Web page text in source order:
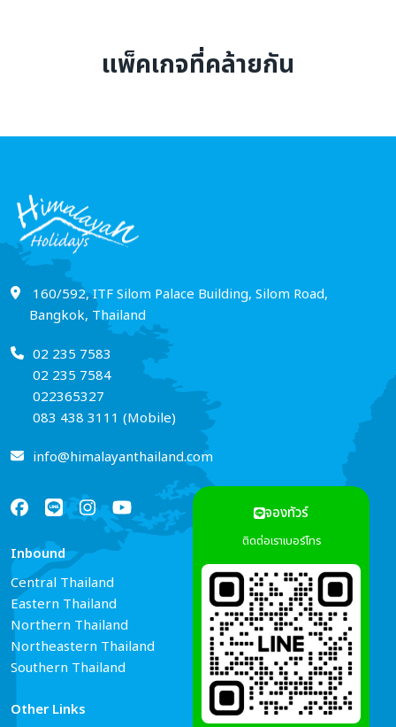
จองทัวร์
ติดต่อเราเบอร์โทร
แพ็คเกจที่คล้ายกัน
160/592, ITF Silom Palace Building, Silom Road,
Bangkok, Thailand
02 235 7583
02 235 7584
022365327
083 438 3111 (Mobile)
info@himalayanthailand.com
Inbound
Central Thailand
Eastern Thailand
Northern Thailand
Northeastern Thailand
Southern Thailand
Tour Guide Booking
Car Rental
Hotel Reservations
Air Ticket Booking
Other Links Connect Us